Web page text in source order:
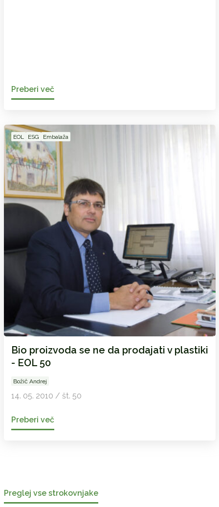
Preberi več
EOL ESG Embalaža
Bio proizvoda se ne da prodajati v plastiki
- EOL 50
Božič Andrej
14. 05. 2010 / št. 50
Preberi več
Preglej vse strokovnjake